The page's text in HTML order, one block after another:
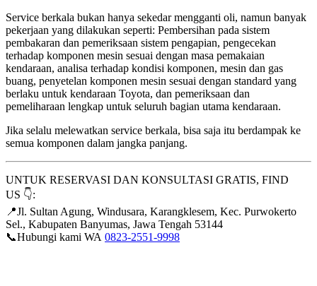
Service berkala bukan hanya sekedar mengganti oli, namun banyak
pekerjaan yang dilakukan seperti: Pembersihan pada sistem
pembakaran dan pemeriksaan sistem pengapian, pengecekan
terhadap komponen mesin sesuai dengan masa pemakaian
kendaraan, analisa terhadap kondisi komponen, mesin dan gas
buang, penyetelan komponen mesin sesuai dengan standard yang
berlaku untuk kendaraan Toyota, dan pemeriksaan dan
pemeliharaan lengkap untuk seluruh bagian utama kendaraan.
Jika selalu melewatkan service berkala, bisa saja itu berdampak ke
semua komponen dalam jangka panjang.
UNTUK RESERVASI DAN KONSULTASI GRATIS, FIND
US 👇:
📍Jl. Sultan Agung, Windusara, Karangklesem, Kec. Purwokerto
Sel., Kabupaten Banyumas, Jawa Tengah 53144
📞Hubungi kami WA 0823-2551-9998